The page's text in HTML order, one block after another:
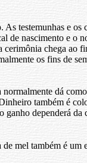
testemunhas e os
de nascimento e o
chega ao
os fins de
dá
também é
dependerá
mel também é